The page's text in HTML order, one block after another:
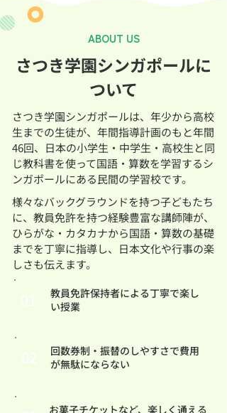
ABOUT US
さつき学園シンガポールに
ついて
さつき学園シンガポールは、年少から高校
生までの生徒が、年間指導計画のもと年間
46回、日本の小学生・中学生・高校生と同
じ教科書を使って国語・算数を学習するシ
ンガポールにある民間の学習校です。
様々なバックグラウンドを持つ子どもたち
に、教員免許を持つ経験豊富な講師陣が、
ひらがな・カタカナから国語・算数の基礎
までを丁寧に指導し、日本文化や行事の楽
しさも伝えます。
01
教員免許保持者による丁寧で楽し
い授業
02
回数券制・振替のしやすさで費用
が無駄にならない
お菓子チケットなど、楽しく通える